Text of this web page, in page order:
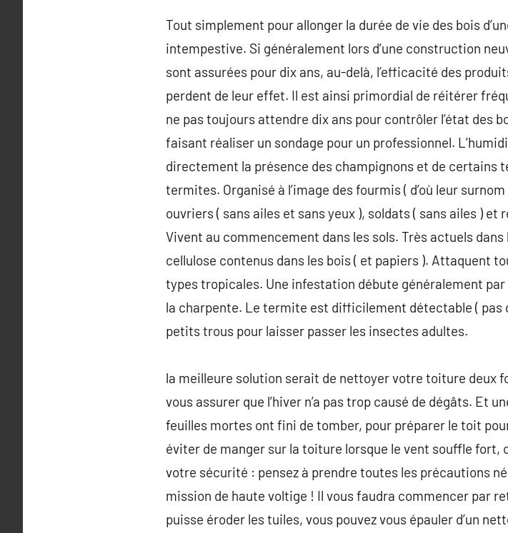
Tout simplement pour allonger la durée de vie des bois
intempestive. Si généralement lors d’une construction
sont assurées pour dix ans, au-delà, l’efficacité des
perdent de leur effet. Il est ainsi primordial de réitérer
ne pas toujours attendre dix ans pour contrôler l’état des
faisant réaliser un sondage pour un professionnel.
directement la présence des champignons et de certains
termites. Organisé à l’image des fourmis ( d’où leur
ouvriers ( sans ailes et sans yeux ), soldats ( sans ailes )
Vivent au commencement dans les sols. Très actuels
cellulose contenus dans les bois ( et papiers ). Attaquent
types tropicales. Une infestation débute généralement
la charpente. Le termite est difficilement détectable ( pas
petits trous pour laisser passer les insectes adultes.
la meilleure solution serait de nettoyer votre toiture deux
vous assurer que l’hiver n’a pas trop causé de dégâts. Et
feuilles mortes ont fini de tomber, pour préparer le toit
éviter de manger sur la toiture lorsque le vent souffle fort,
votre sécurité : pensez à prendre toutes les précautions
mission de haute voltige ! Il vous faudra commencer par
puisse éroder les tuiles, vous pouvez vous épauler d’un